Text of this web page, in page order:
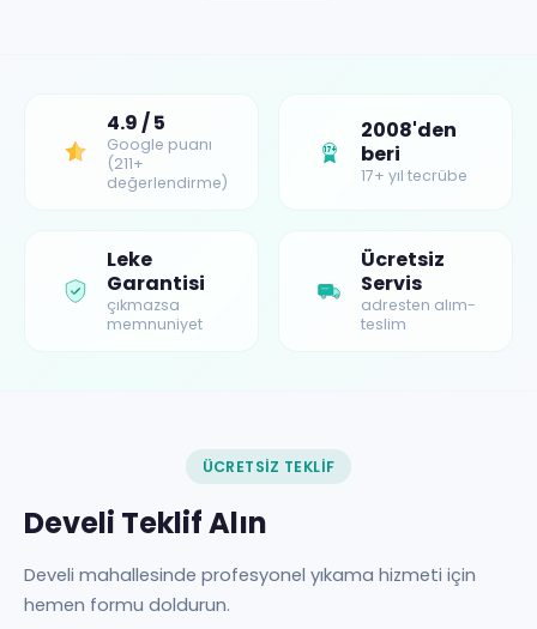
4.9 / 5
Google puanı
(211+
değerlendirme)
17+
2008'den
beri
17+ yıl tecrübe
Leke
Garantisi
çıkmazsa
memnuniyet
Ücretsiz
Servis
adresten alım-
teslim
ÜCRETSIZ TEKLIF
Develi Teklif Alın
Develi mahallesinde profesyonel yıkama hizmeti için
hemen formu doldurun.